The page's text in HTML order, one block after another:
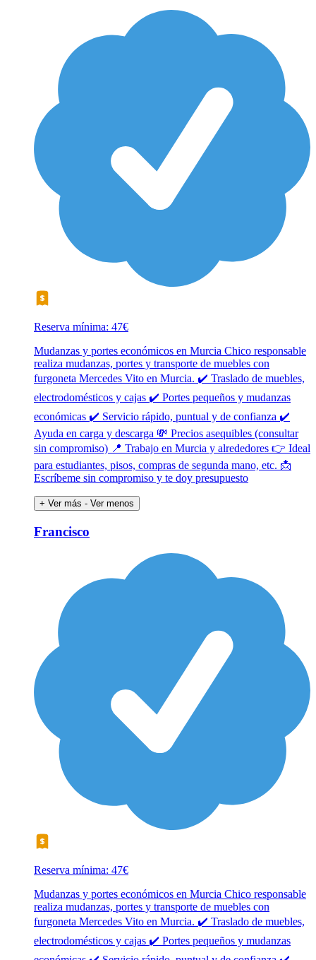
Reserva mínima: 47€
Mudanzas y portes económicos en Murcia Chico responsable
realiza mudanzas, portes y transporte de muebles con
furgoneta Mercedes Vito en Murcia. ✔️ Traslado de muebles,
electrodomésticos y cajas ✔️ Portes pequeños y mudanzas
económicas ✔️ Servicio rápido, puntual y de confianza ✔️
Ayuda en carga y descarga 💸 Precios asequibles (consultar
sin compromiso) 📍 Trabajo en Murcia y alrededores 👉 Ideal
para estudiantes, pisos, compras de segunda mano, etc. 📩
Escríbeme sin compromiso y te doy presupuesto
+ Ver más - Ver menos
Francisco
Reserva mínima: 47€
Mudanzas y portes económicos en Murcia Chico responsable
realiza mudanzas, portes y transporte de muebles con
furgoneta Mercedes Vito en Murcia. ✔️ Traslado de muebles,
electrodomésticos y cajas ✔️ Portes pequeños y mudanzas